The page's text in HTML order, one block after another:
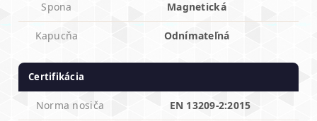
Spona Magnetická
Kapucňa Odnímateľná
Certifikácia
Norma nosiča EN 13209-2:2015